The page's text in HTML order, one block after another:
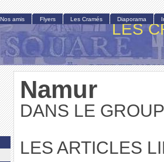
LES
Namur
DANS LE
LES ARTICLES
Nos amis Flyers Les Cramés Diaporama